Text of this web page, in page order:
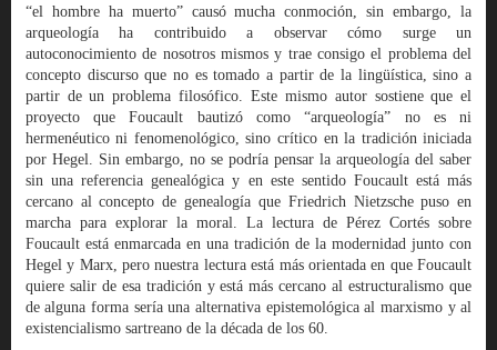
“el hombre ha muerto” causó mucha conmoción, sin embargo, la
arqueología ha contribuido a observar cómo surge un
autoconocimiento de nosotros mismos y trae consigo el problema del
concepto discurso que no es tomado a partir de la lingüística, sino a
partir de un problema filosófico. Este mismo autor sostiene que el
proyecto que Foucault bautizó como “arqueología” no es ni
hermenéutico ni fenomenológico, sino crítico en la tradición iniciada
por Hegel. Sin embargo, no se podría pensar la arqueología del saber
sin una referencia genealógica y en este sentido Foucault está más
cercano al concepto de genealogía que Friedrich Nietzsche puso en
marcha para explorar la moral. La lectura de Pérez Cortés sobre
Foucault está enmarcada en una tradición de la modernidad junto con
Hegel y Marx, pero nuestra lectura está más orientada en que Foucault
quiere salir de esa tradición y está más cercano al estructuralismo que
de alguna forma sería una alternativa epistemológica al marxismo y al
existencialismo sartreano de la década de los 60.